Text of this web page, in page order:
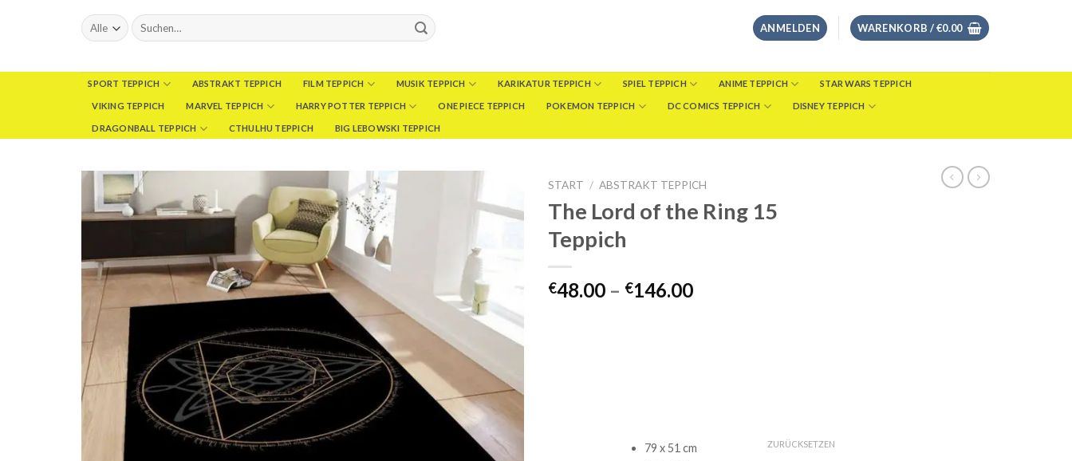
Suchen
nach:
ANMELDEN WARENKORB /€0.00
SPORT TEPPICH ABSTRAKT TEPPICH FILM TEPPICH MUSIK TEPPICH KARIKATUR TEPPICH SPIEL TEPPICH ANIME TEPPICH STAR WARS TEPPICH
VIKING TEPPICH MARVEL TEPPICH HARRY POTTER TEPPICH ONE PIECE TEPPICH POKEMON TEPPICH DC COMICS TEPPICH DISNEY TEPPICH
DRAGONBALL TEPPICH CTHULHU TEPPICH BIG LEBOWSKI TEPPICH
START / ABSTRAKT TEPPICH
The Lord of the Ring 15
Teppich
€48.00 – €146.00Preisspanne:
79 x 51 cm
ZURÜCKSETZEN